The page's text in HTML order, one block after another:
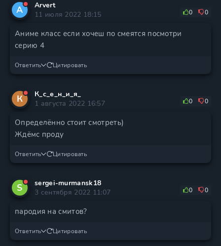
A
Arvert
11 июля 2022 18:15
0 0
Аниме класс если хочеш по смеятся посмотри
серию 4
Ответить Цитировать
К
К_с_е_н_и_я_
1 августа 2022 16:57
0 0
Определённо стоит смотреть)
Ждёмс проду
Ответить Цитировать
S
sergei-murmansk18
3 сентября 2022 11:07
0 0
пародия на смитов?
Ответить Цитировать